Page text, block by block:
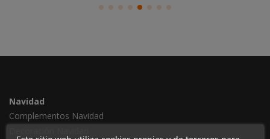
Navidad
Complementos Navidad